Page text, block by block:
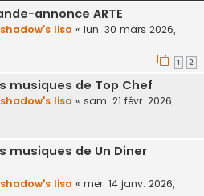
annonce ARTE
shadow's lisa « lun. 30 mars 2026,
1 2
musiques de Top Chef
shadow's lisa « sam. 21 févr. 2026,
musiques de Un Diner
shadow's lisa « mer. 14 janv. 2026,